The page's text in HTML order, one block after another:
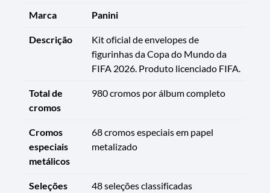
Marca Panini
Descrição
Kit oficial de envelopes de
figurinhas da Copa do Mundo da
FIFA 2026. Produto licenciado FIFA.
Total de
cromos
980 cromos por álbum completo
Cromos
especiais
metálicos
68 cromos especiais em papel
metalizado
Seleções 48 seleções classificadas